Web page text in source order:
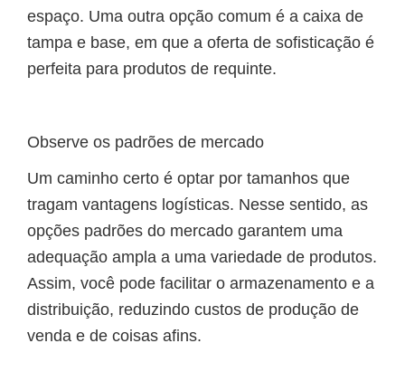
espaço. Uma outra opção comum é a caixa de
tampa e base, em que a oferta de sofisticação é
perfeita para produtos de requinte.
Observe os padrões de mercado
Um caminho certo é optar por tamanhos que
tragam vantagens logísticas. Nesse sentido, as
opções padrões do mercado garantem uma
adequação ampla a uma variedade de produtos.
Assim, você pode facilitar o armazenamento e a
distribuição, reduzindo custos de produção de
venda e de coisas afins.